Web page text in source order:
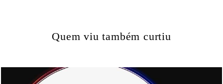
Quem viu também curtiu